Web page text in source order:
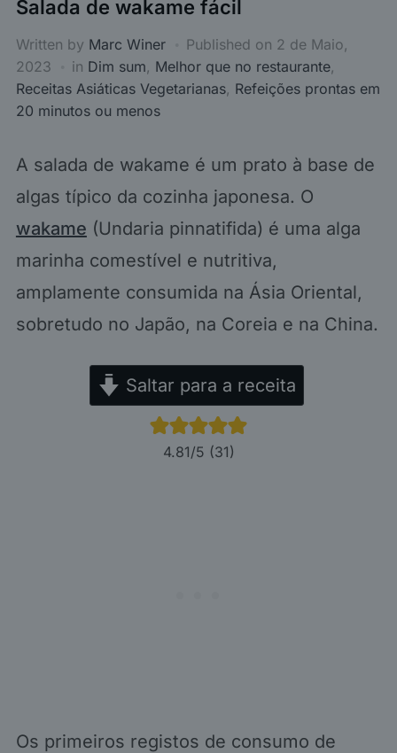
Salada de wakame fácil
Written by Marc Winer Published on 2 de Maio,
2023
in Dim sum, Melhor que no restaurante,
Receitas Asiáticas Vegetarianas, Refeições prontas em
20 minutos ou menos
A salada de wakame é um prato à base de
algas típico da cozinha japonesa. O
wakame (Undaria pinnatifida) é uma alga
marinha comestível e nutritiva,
amplamente consumida na Ásia Oriental,
sobretudo no Japão, na Coreia e na China.
Saltar para a receita
4.81/5 (31)
Os primeiros registos de consumo de